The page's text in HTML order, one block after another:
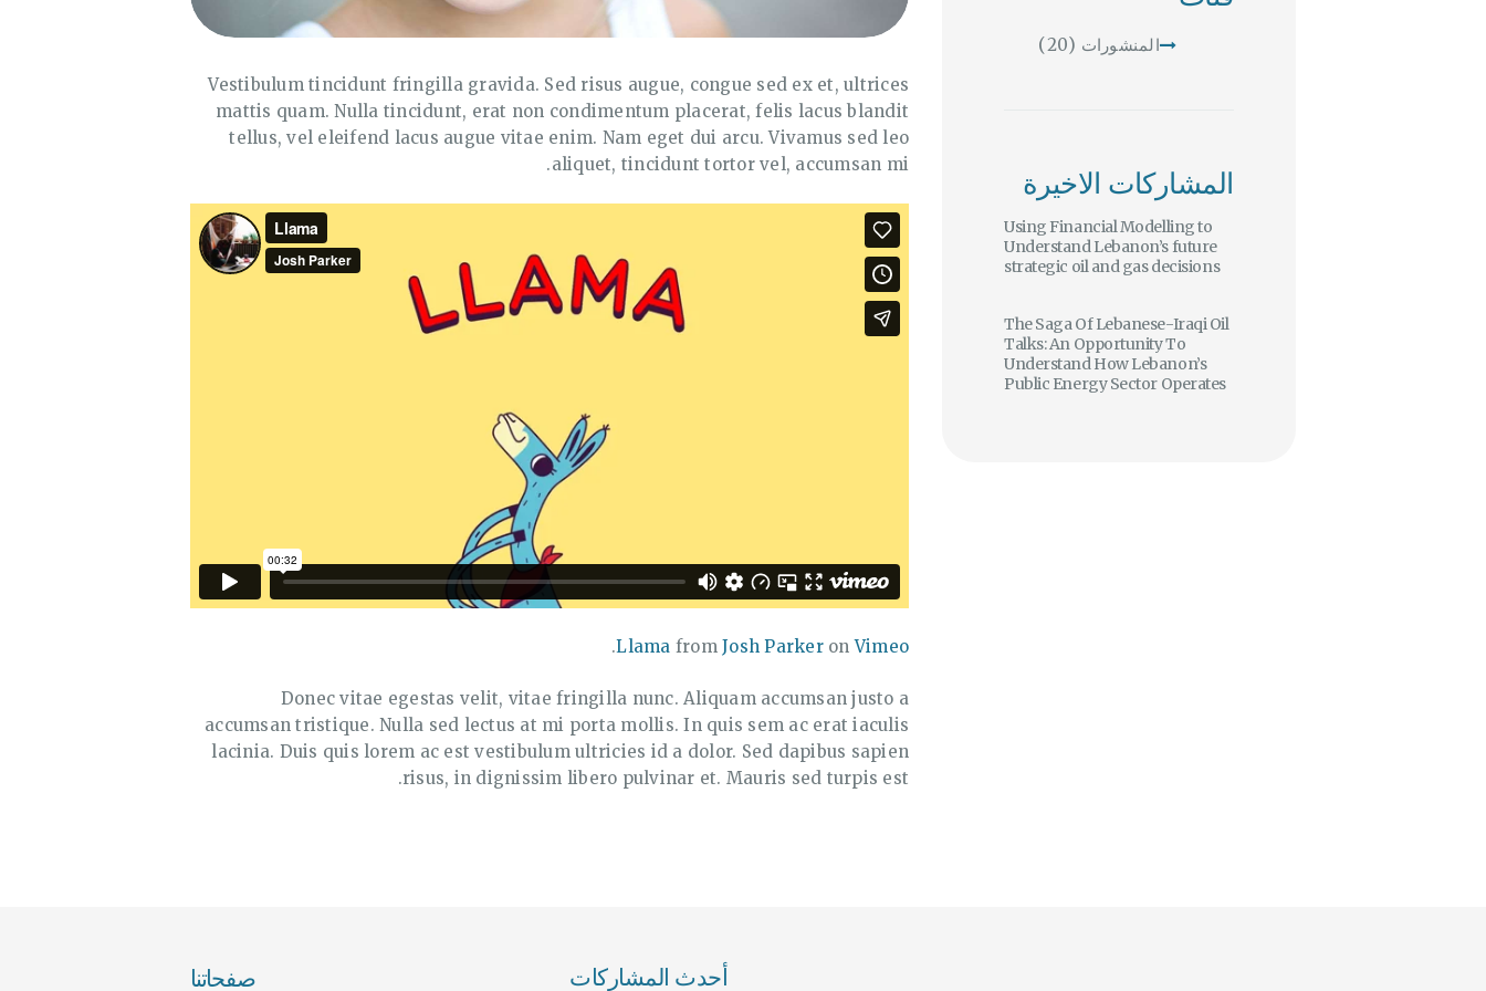
Vestibulum tincidunt fringilla gravida. Sed risus augue, congue sed ex et, ultrices
mattis quam. Nulla tincidunt, erat non condimentum placerat, felis lacus blandit
tellus, vel eleifend lacus augue vitae enim. Nam eget dui arcu. Vivamus sed leo
aliquet, tincidunt tortor vel, accumsan mi.
Llama from Josh ParkeronVimeo
.
Donec vitae egestas velit, vitae fringilla nunc. Aliquam accumsan justo a
accumsan tristique. Nulla sed lectus at mi porta mollis. In quis sem ac erat iaculis
lacinia. Duis quis lorem ac est vestibulum ultricies id a dolor. Sed dapibus sapien
risus, in dignissim libero pulvinar et. Mauris sed turpis est.
المنشورات (20)
المشاركات الاخيرة
Using Financial Modelling to
Understand Lebanon’s future
strategic oil and gas decisions
The Saga Of Lebanese-Iraqi Oil
Talks: An Opportunity To
Understand How Lebanon’s
Public Energy Sector Operates
صفحاتنا أحدث المشاركات